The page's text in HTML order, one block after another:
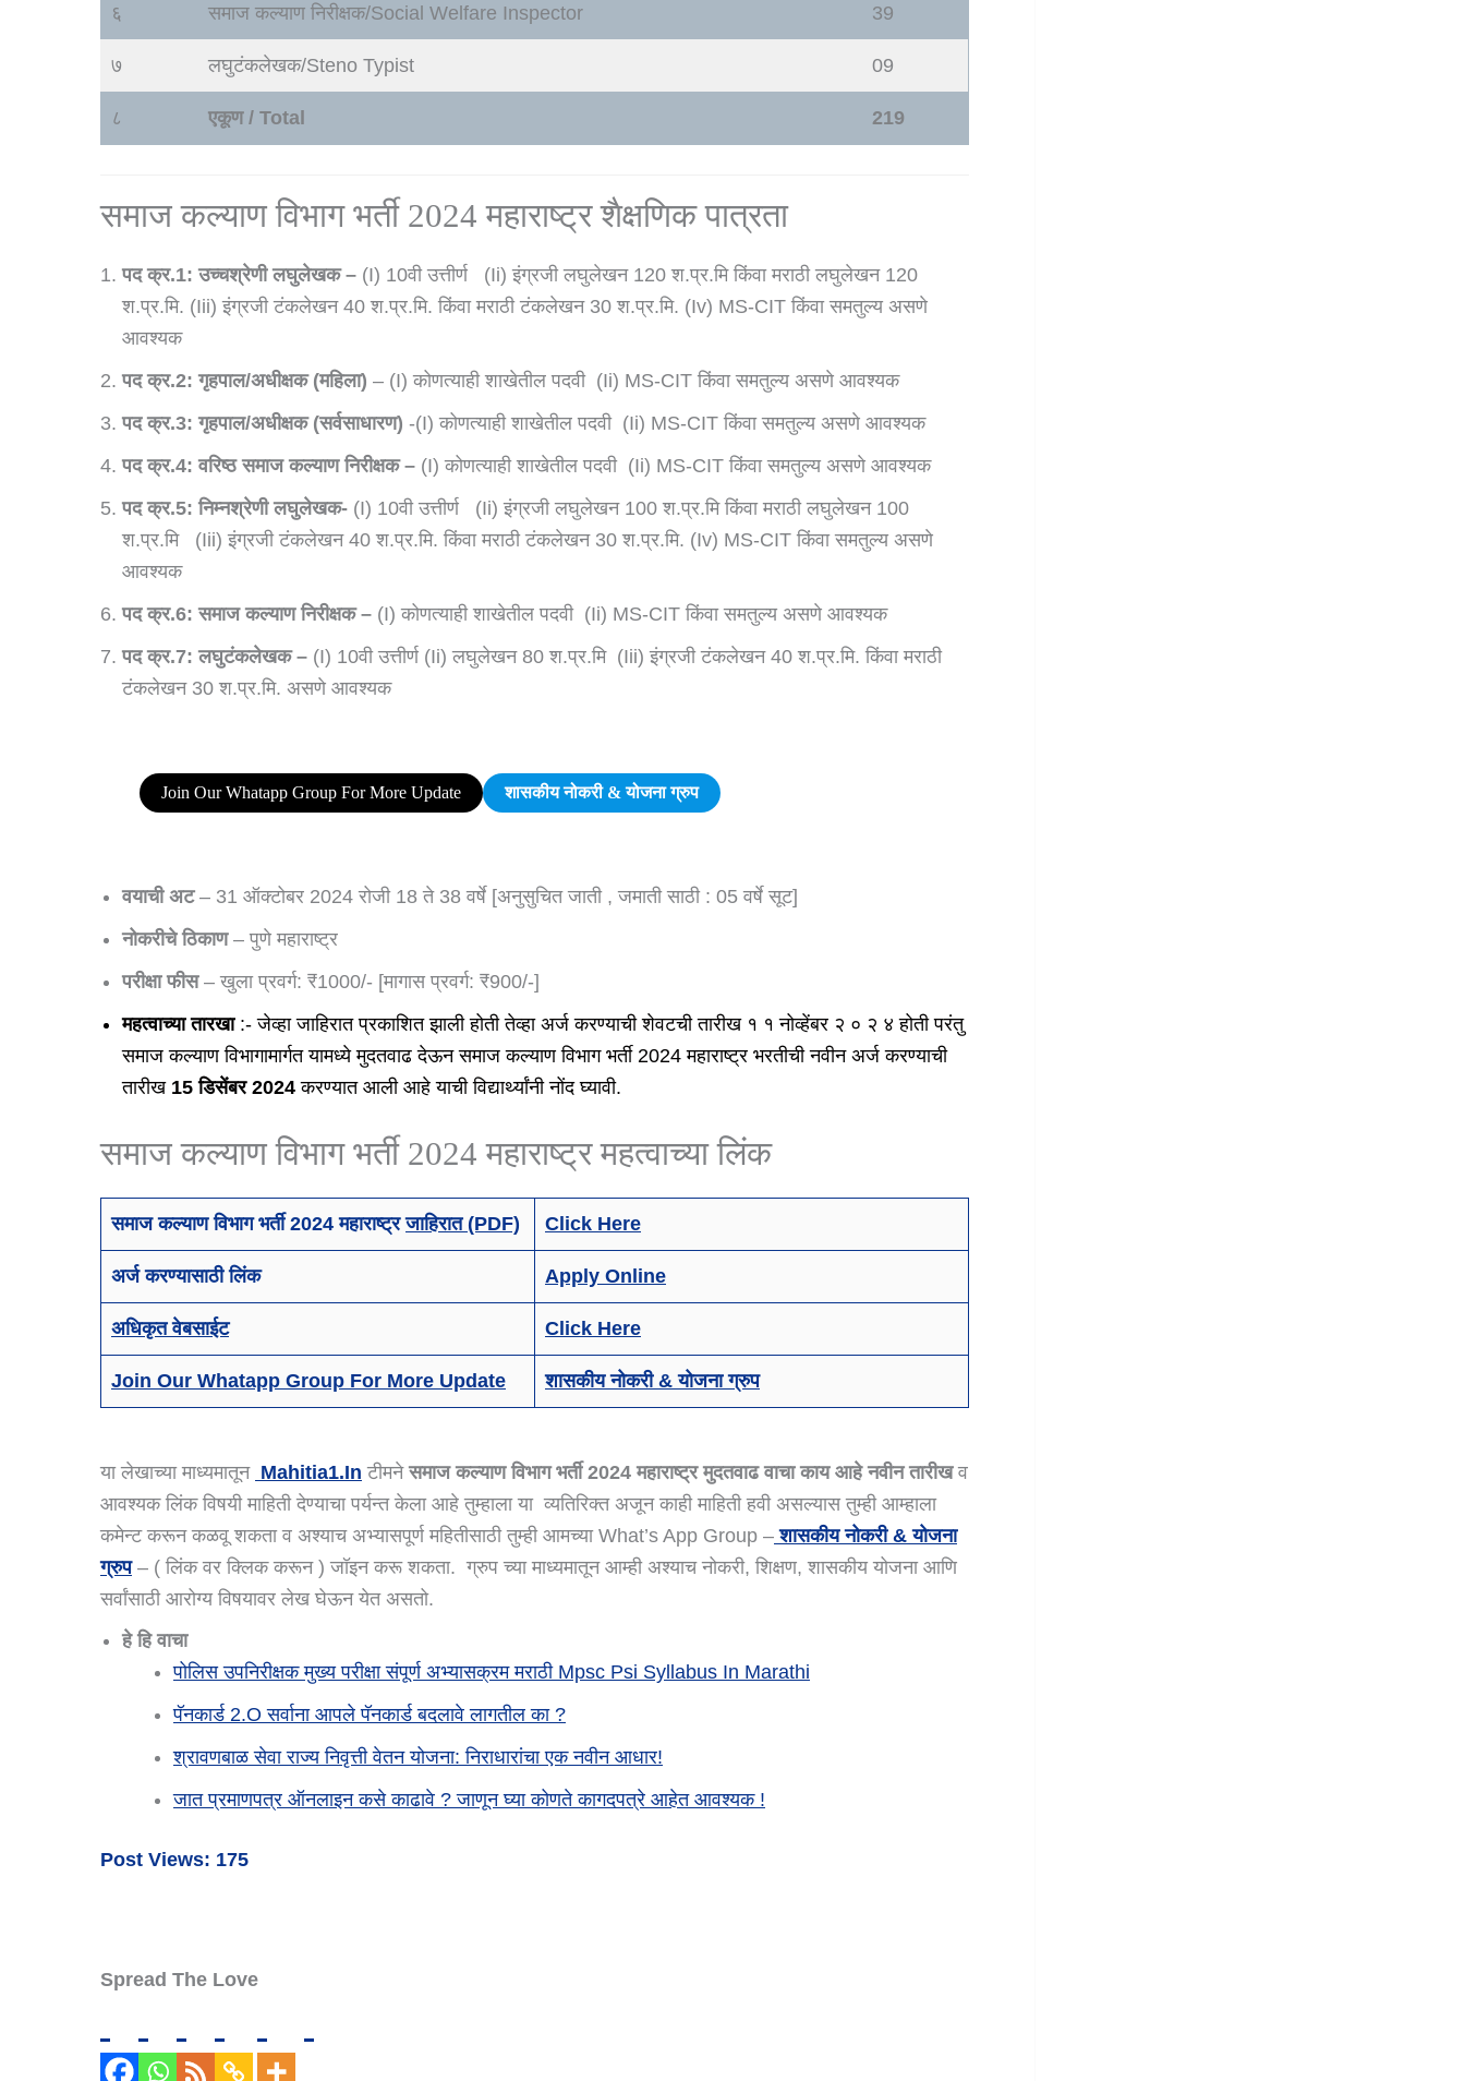
६ समाज कल्याण निरीक्षक/Social Welfare Inspector 39
७ लघुटंकलेखक/Steno Typist 09
८ एकूण / Total 219
समाज कल्याण विभाग भर्ती 2024 महाराष्ट्र शैक्षणिक पात्रता
पद क्र.1: उच्चश्रेणी लघुलेखक – (i) 10वी उत्तीर्ण (ii) इंग्रजी लघुलेखन 120 श.प्र.मि किंवा मराठी लघुलेखन 120
श.प्र.मि. (iii) इंग्रजी टंकलेखन 40 श.प्र.मि. किंवा मराठी टंकलेखन 30 श.प्र.मि. (iv) MS-CIT किंवा समतुल्य असणे
आवश्यक
पद क्र.2: गृहपाल/अधीक्षक (महिला) – (i) कोणत्याही शाखेतील पदवी (ii) MS-CIT किंवा समतुल्य असणे आवश्यक
पद क्र.3: गृहपाल/अधीक्षक (सर्वसाधारण) -(i) कोणत्याही शाखेतील पदवी (ii) MS-CIT किंवा समतुल्य असणे आवश्यक
पद क्र.4: वरिष्ठ समाज कल्याण निरीक्षक – (i) कोणत्याही शाखेतील पदवी (ii) MS-CIT किंवा समतुल्य असणे आवश्यक
पद क्र.5: निम्नश्रेणी लघुलेखक- (i) 10वी उत्तीर्ण (ii) इंग्रजी लघुलेखन 100 श.प्र.मि किंवा मराठी लघुलेखन 100
श.प्र.मि (iii) इंग्रजी टंकलेखन 40 श.प्र.मि. किंवा मराठी टंकलेखन 30 श.प्र.मि. (iv) MS-CIT किंवा समतुल्य असणे
आवश्यक
पद क्र.6: समाज कल्याण निरीक्षक – (i) कोणत्याही शाखेतील पदवी (ii) MS-CIT किंवा समतुल्य असणे आवश्यक
पद क्र.7: लघुटंकलेखक – (i) 10वी उत्तीर्ण (ii) लघुलेखन 80 श.प्र.मि (iii) इंग्रजी टंकलेखन 40 श.प्र.मि. किंवा मराठी
टंकलेखन 30 श.प्र.मि. असणे आवश्यक
Join Our Whatapp Group For More Update शासकीय नोकरी & योजना ग्रुप
वयाची अट – 31 ऑक्टोबर 2024 रोजी 18 ते 38 वर्षे [अनुसुचित जाती , जमाती साठी : 05 वर्षे सूट]
नोकरीचे ठिकाण– पुणे महाराष्ट्र
परीक्षा फीस– खुला प्रवर्ग: ₹1000/- [मागास प्रवर्ग: ₹900/-]
महत्वाच्या तारखा :- जेव्हा जाहिरात प्रकाशित झाली होती तेव्हा अर्ज करण्याची शेवटची तारीख १ १ नोव्हेंबर २ ० २ ४ होती परंतु
समाज कल्याण विभागामार्गत यामध्ये मुदतवाढ देऊन समाज कल्याण विभाग भर्ती 2024 महाराष्ट्र भरतीची नवीन अर्ज करण्याची
तारीख 15 डिसेंबर 2024करण्यात आली आहे याची विद्यार्थ्यांनी नोंद घ्यावी.
समाज कल्याण विभाग भर्ती 2024 महाराष्ट्र महत्वाच्या लिंक
समाज कल्याण विभाग भर्ती 2024 महाराष्ट्रजाहिरात (PDF) Click Here
अर्ज करण्यासाठी लिंक Apply Online
अधिकृत वेबसाईट Click Here
Join Our Whatapp Group For More Update शासकीय नोकरी & योजना ग्रुप
या लेखाच्या माध्यमातून Mahitia1.in टीमनेसमाज कल्याण विभाग भर्ती 2024 महाराष्ट्र मुदतवाढ वाचा काय आहे नवीन तारीखव
आवश्यक लिंक विषयी माहिती देण्याचा पर्यन्त केला आहे तुम्हाला या व्यतिरिक्त अजून काही माहिती हवी असल्यास तुम्ही आम्हाला
कमेन्ट करून कळवू शकता व अश्याच अभ्यासपूर्ण महितीसाठी तुम्ही आमच्या What’s App Group – शासकीय नोकरी & योजना
ग्रुप– ( लिंक वर क्लिक करून ) जॉइन करू शकता. ग्रुप च्या माध्यमातून आम्ही अश्याच नोकरी, शिक्षण, शासकीय योजना आणि
सर्वांसाठी आरोग्य विषयावर लेख घेऊन येत असतो.
हे हि वाचा
पोलिस उपनिरीक्षक मुख्य परीक्षा संपूर्ण अभ्यासक्रम मराठी Mpsc Psi Syllabus In Marathi
पॅनकार्ड 2.o सर्वाना आपले पॅनकार्ड बदलावे लागतील का ?
श्रावणबाळ सेवा राज्य निवृत्ती वेतन योजना: निराधारांचा एक नवीन आधार!
जात प्रमाणपत्र ऑनलाइन कसे काढावे ? जाणून घ्या कोणते कागदपत्रे आहेत आवश्यक !
Post Views: 175
Spread The Love